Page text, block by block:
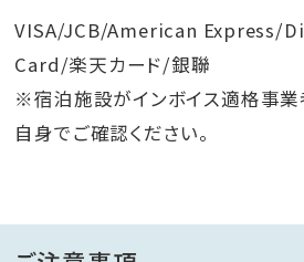
VISA/JCB/American Express/
Card/楽天カード/銀聯
※宿泊施設がインボイス適格事業
自身でご確認ください。